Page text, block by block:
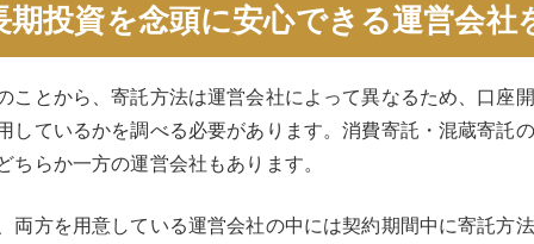
期投資を念頭に安心できる運営会社
ことから、寄託方法は運営会社によって異なるため、口座
しているかを調べる必要があります。消費寄託・混蔵寄託
ちらか一方の運営会社もあります。
両方を用意している運営会社の中には契約期間中に寄託方